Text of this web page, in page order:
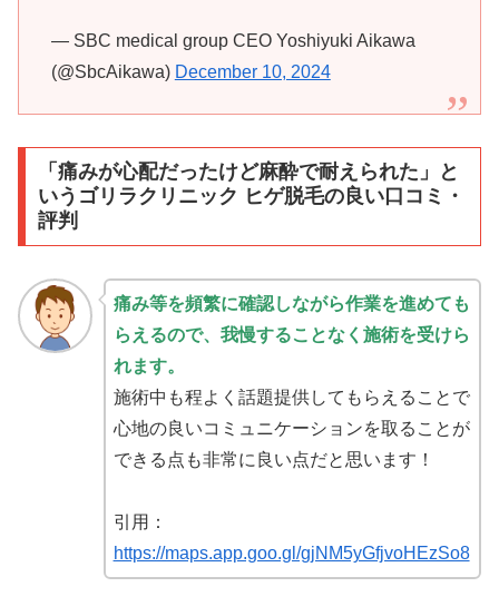
— SBC medical group CEO Yoshiyuki Aikawa
(@SbcAikawa) December 10, 2024
「痛みが心配だったけど麻酔で耐えられた」と
いうゴリラクリニック ヒゲ脱毛の良い口コミ・
評判
痛み等を頻繁に確認しながら作業を進めても
らえるので、我慢することなく施術を受けら
れます。
施術中も程よく話題提供してもらえることで
心地の良いコミュニケーションを取ることが
できる点も非常に良い点だと思います！
引用：
https://maps.app.goo.gl/gjNM5yGfjvoHEzSo8